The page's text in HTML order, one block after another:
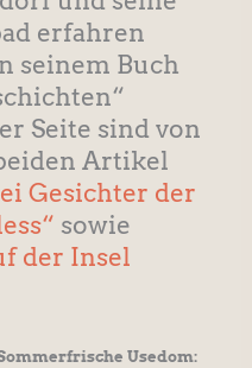
erfahren
seinem Buch
Seite sind von
Artikel
Gesichter der
sowie
der Insel
Usedom: